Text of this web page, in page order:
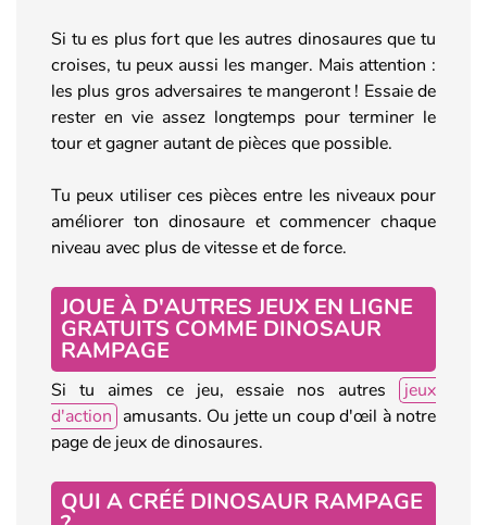
Si tu es plus fort que les autres dinosaures que tu
croises, tu peux aussi les manger. Mais attention :
les plus gros adversaires te mangeront ! Essaie de
rester en vie assez longtemps pour terminer le
tour et gagner autant de pièces que possible.
Tu peux utiliser ces pièces entre les niveaux pour
améliorer ton dinosaure et commencer chaque
niveau avec plus de vitesse et de force.
JOUE À D'AUTRES JEUX EN LIGNE
GRATUITS COMME DINOSAUR
RAMPAGE
Si tu aimes ce jeu, essaie nos autres
jeux
d'action amusants. Ou jette un coup d'œil à notre
page de jeux de dinosaures.
QUI A CRÉÉ DINOSAUR RAMPAGE